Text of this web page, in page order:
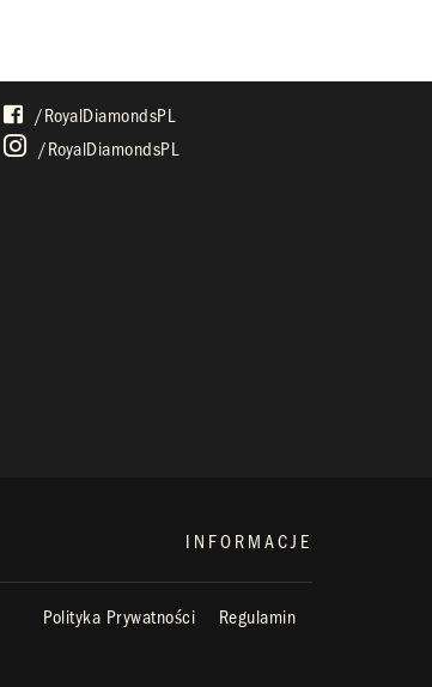
/royalDiamondsPL
/royalDiamondsPL
INFORMACJE
Polityka Prywatności Regulamin